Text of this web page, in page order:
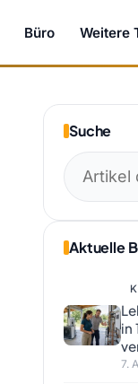
Büro Weitere
Suche
Aktuelle
in
7.